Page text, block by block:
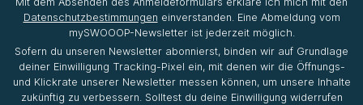
Datenschutzbestimmungen einverstanden. Eine Abmeldung vom
mySWOOOP-Newsletter ist jederzeit möglich.
Sofern du unseren Newsletter abonnierst, binden wir auf Grundlage
deiner Einwilligung Tracking-Pixel ein, mit denen wir die Öffnungs-
und Klickrate unserer Newsletter messen können, um unsere Inhalte
zukünftig zu verbessern. Solltest du deine Einwilligung widerrufen